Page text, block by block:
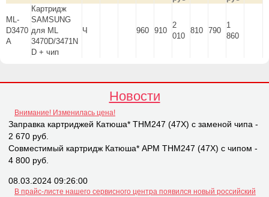
ML-
D3470
A
Картридж
SAMSUNG
для ML
3470D/3471N
D + чип
Ч 960 910
2
010
810 790
1
860
Новости
Внимание! Изменилась цена!
Заправка картриджей Катюша* THM247 (47X) с заменой чипа -
2 670 руб.
Совместимый картридж Катюша* APM THM247 (47X) с чипом -
4 800 руб.
08.03.2024 09:26:00
В прайс-листе нашего сервисного центра появился новый российский